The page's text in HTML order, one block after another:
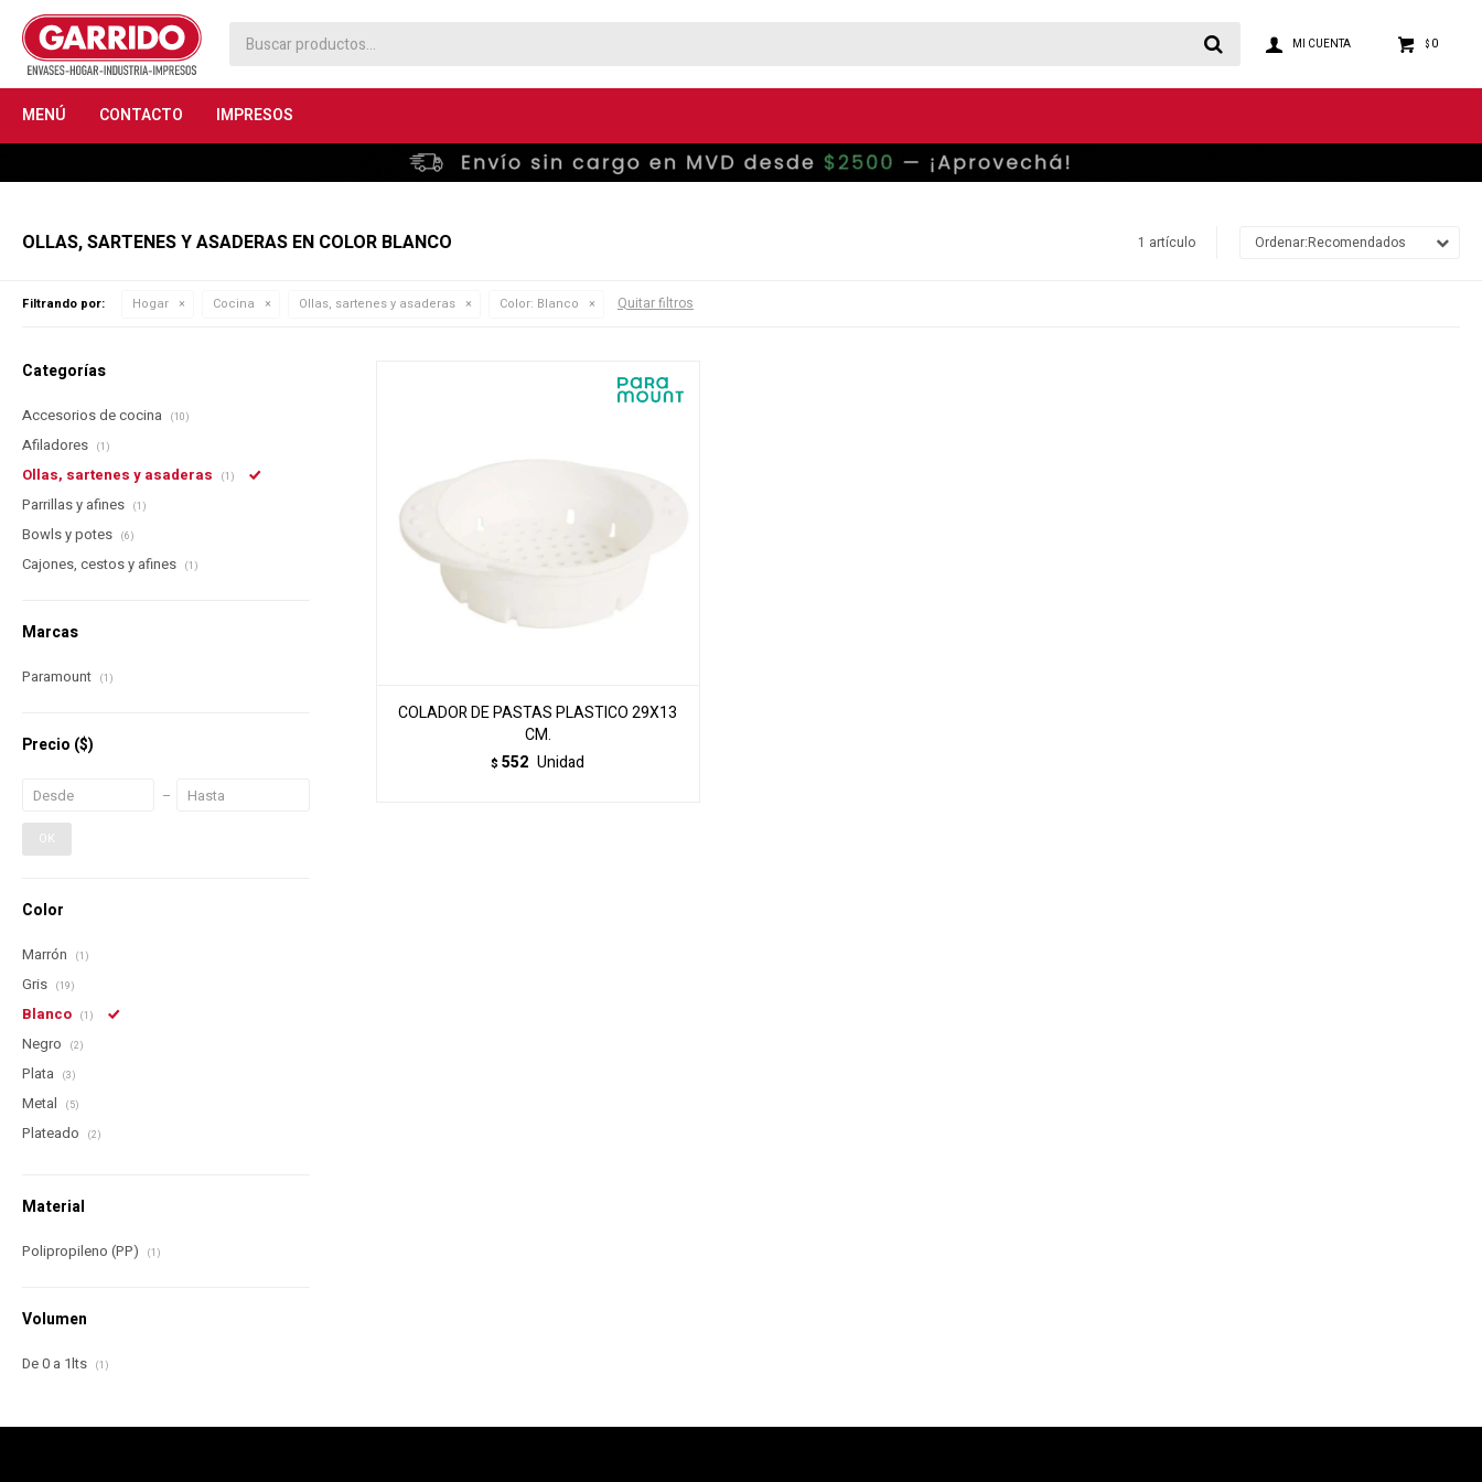
MENÚ CONTACTO IMPRESOS
$ 0
OLLAS, SARTENES Y ASADERAS EN COLOR BLANCO 1 artículo Recomendados
Filtrando por: Hogar Cocina Ollas, sartenes y asaderas Color: Blanco Quitar filtros
COLADOR DE PASTAS PLASTICO 29X13
CM.
$ 552 Unidad
Categorías
Accesorios de cocina (10)
Afiladores (1)
Ollas, sartenes y asaderas (1)
Parrillas y afines (1)
Bowls y potes (6)
Cajones, cestos y afines (1)
Marcas
Paramount (1)
Precio ($)
OK
Color
Marrón (1)
Gris (19)
Blanco (1)
Negro (2)
Plata (3)
Metal (5)
Plateado (2)
Material
Polipropileno (PP) (1)
Volumen
De 0 a 1lts (1)